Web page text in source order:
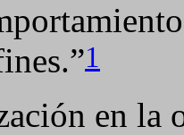
1
en la